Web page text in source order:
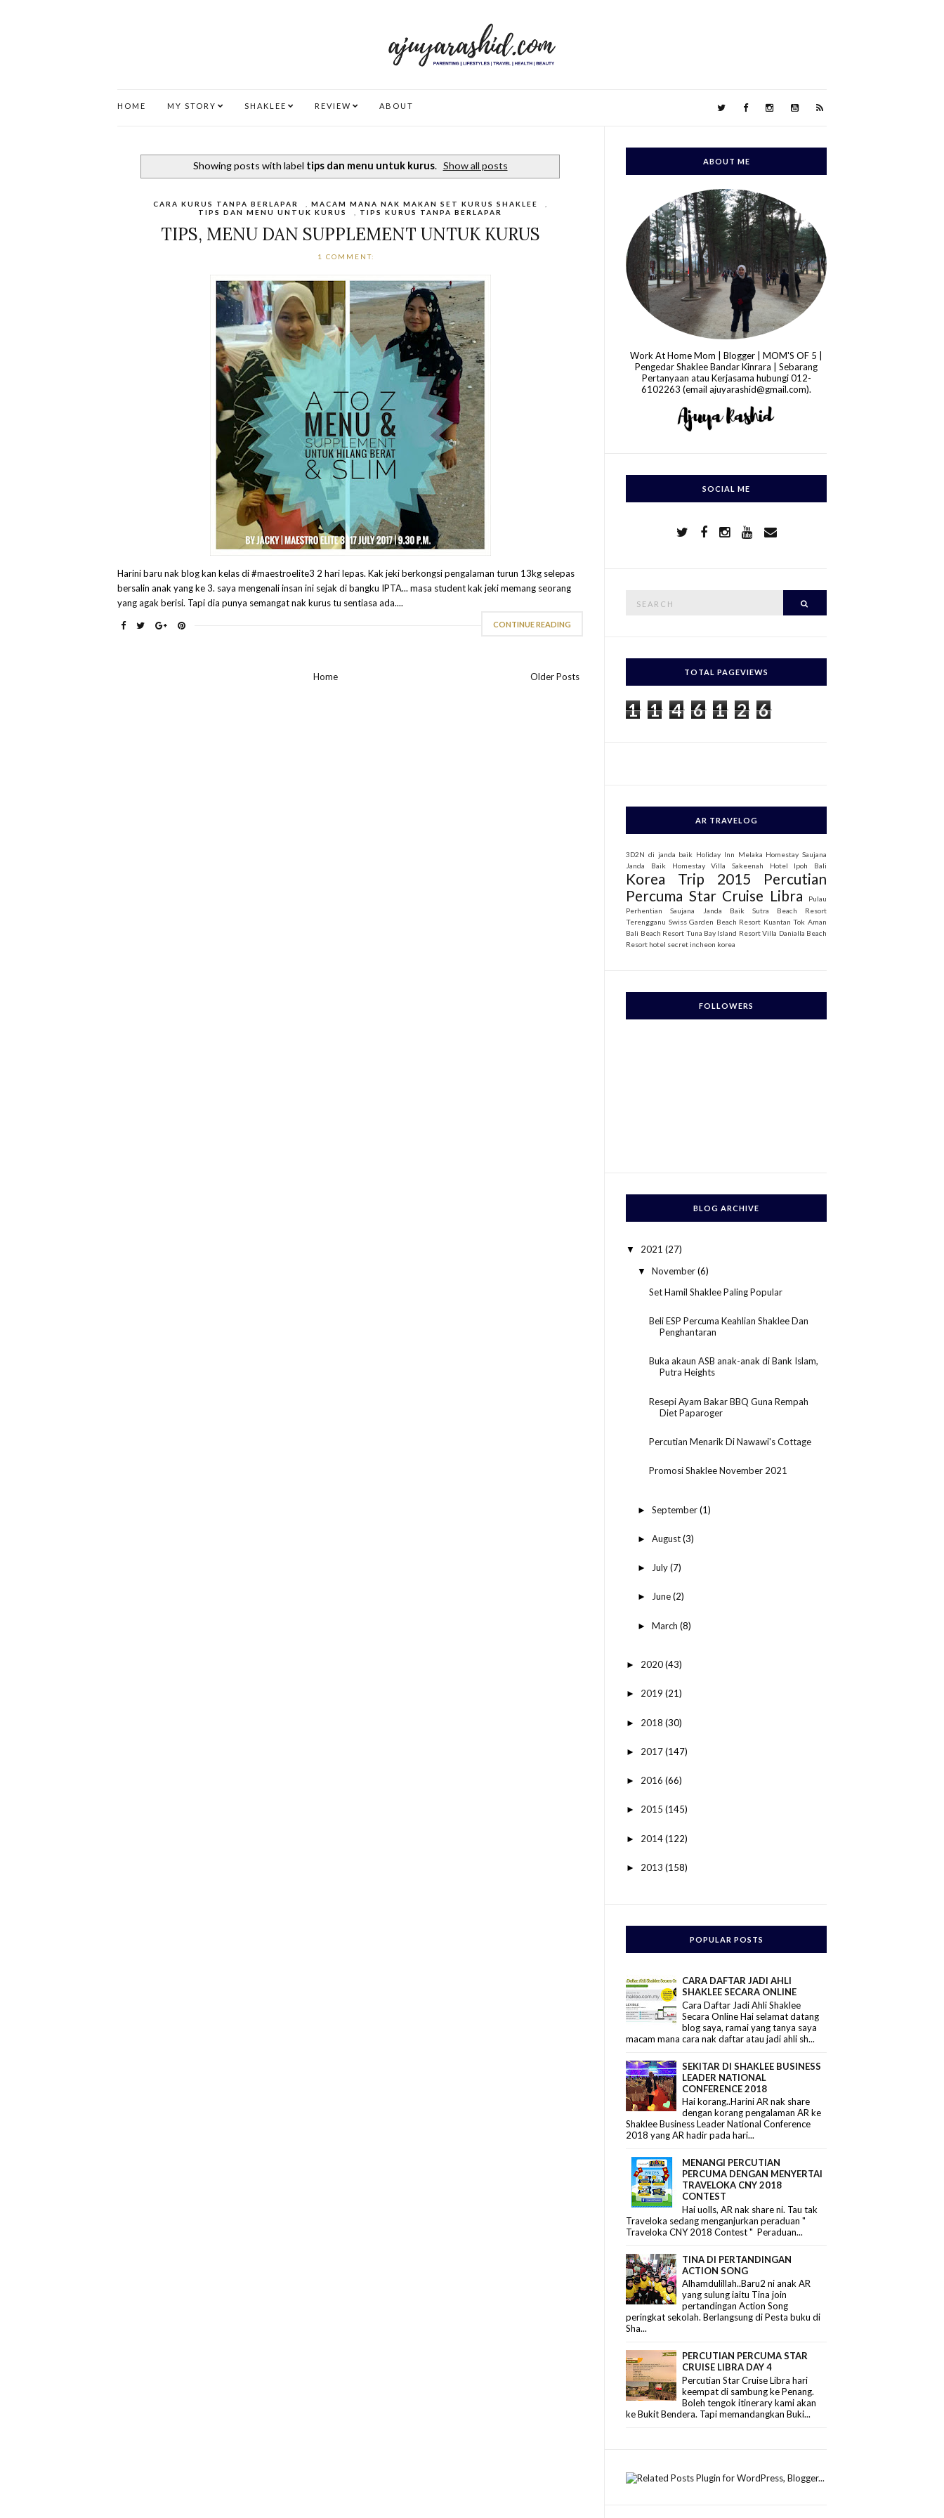
HOME MY STORY SHAKLEE REVIEW ABOUT
Showing posts with label tips dan menu untuk kurus. Show all posts
CARA KURUS TANPA BERLAPAR MACAM MANA NAK MAKAN SET KURUS SHAKLEE
TIPS DAN MENU UNTUK KURUS
TIPS KURUS TANPA BERLAPAR
TIPS, MENU DAN SUPPLEMENT UNTUK KURUS
1 COMMENT:
Harini baru nak blog kan kelas di #maestroelite3 2 hari lepas. Kak jeki berkongsi pengalaman turun 13kg selepas
bersalin anak yang ke 3. saya mengenali insan ini sejak di bangku IPTA... masa student kak jeki memang seorang
yang agak berisi. Tapi dia punya semangat nak kurus tu sentiasa ada....
CONTINUE READING
Older Posts
Home
ABOUT ME
Work At Home Mom | Blogger | MOM'S OF 5 |
Pengedar Shaklee Bandar Kinrara | Sebarang
Pertanyaan atau Kerjasama hubungi 012-
6102263 (email ajuyarashid@gmail.com).
SOCIAL ME
r
TOTAL PAGEVIEWS
1 1 4 6 1 2 6
AR TRAVELOG
3D2N di janda baik Holiday Inn Melaka Homestay Saujana
Janda Baik
Homestay Villa Sakeenah Hotel Ipoh Bali
Korea Trip 2015
Percutian
Percuma Star Cruise Libra
Pulau
Perhentian
Saujana Janda Baik
Sutra Beach Resort
Terengganu Swiss Garden Beach Resort Kuantan Tok Aman
Bali Beach Resort Tuna Bay Island Resort Villa Danialla Beach
Resort hotel secret incheon korea
FOLLOWERS
BLOG ARCHIVE
▼ 2021(27)
▼ November(6)
Set Hamil Shaklee Paling Popular
Beli ESP Percuma Keahlian Shaklee Dan
Penghantaran
Buka akaun ASB anak-anak di Bank Islam,
Putra Heights
Resepi Ayam Bakar BBQ Guna Rempah
Diet Paparoger
Percutian Menarik Di Nawawi's Cottage
Promosi Shaklee November 2021
► September(1)
► August(3)
► July(7)
► June(2)
► March (8)
► 2020(43)
► 2019(21)
► 2018(30)
► 2017(147)
► 2016(66)
► 2015(145)
► 2014(122)
► 2013(158)
POPULAR POSTS
CARA DAFTAR JADI AHLI
SHAKLEE SECARA ONLINE
Cara Daftar Jadi Ahli Shaklee
Secara Online Hai selamat datang
blog saya, ramai yang tanya saya
macam mana cara nak daftar atau jadi ahli sh...
SEKITAR DI SHAKLEE BUSINESS
LEADER NATIONAL
CONFERENCE 2018
Hai korang..Harini AR nak share
dengan korang pengalaman AR ke
Shaklee Business Leader National Conference
2018 yang AR hadir pada hari...
MENANGI PERCUTIAN
PERCUMA DENGAN MENYERTAI
TRAVELOKA CNY 2018
CONTEST
Hai uolls, AR nak share ni. Tau tak
Traveloka sedang menganjurkan peraduan "
Traveloka CNY 2018 Contest " Peraduan...
TINA DI PERTANDINGAN
ACTION SONG
Alhamdulillah..Baru2 ni anak AR
yang sulung iaitu Tina join
pertandingan Action Song
peringkat sekolah. Berlangsung di Pesta buku di
Sha...
PERCUTIAN PERCUMA STAR
CRUISE LIBRA DAY 4
Percutian Star Cruise Libra hari
keempat di sambung ke Penang.
Boleh tengok itinerary kami akan
ke Bukit Bendera. Tapi memandangkan Buki...